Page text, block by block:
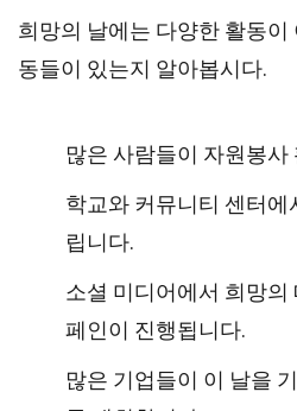
희망의 날에는 다양한 활동
동들이 있는지 알아봅시다.
많은 사람들이 자원봉사
학교와 커뮤니티 센터에
립니다.
소셜 미디어에서 희망의
페인이 진행됩니다.
많은 기업들이 이 날을